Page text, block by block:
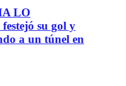
LO
su gol y
a un túnel en